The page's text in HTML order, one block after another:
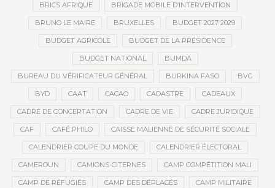
BRICS AFRIQUE BRIGADE MOBILE D’INTERVENTION
BRUNO LE MAIRE BRUXELLES BUDGET 2027-2029
BUDGET AGRICOLE BUDGET DE LA PRÉSIDENCE
BUDGET NATIONAL BUMDA
BUREAU DU VÉRIFICATEUR GÉNÉRAL BURKINA FASO BVG
BYD CAAT CACAO CADASTRE CADEAUX
CADRE DE CONCERTATION CADRE DE VIE CADRE JURIDIQUE
CAF CAFÉ PHILO CAISSE MALIENNE DE SÉCURITÉ SOCIALE
CALENDRIER COUPE DU MONDE CALENDRIER ÉLECTORAL
CAMEROUN CAMIONS-CITERNES CAMP COMPÉTITION MALI
CAMP DE RÉFUGIÉS CAMP DES DÉPLACÉS CAMP MILITAIRE